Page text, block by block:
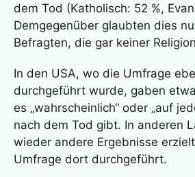
dem Tod (Katholisch: 52 %,
Demgegenüber glaubten dies
Befragten, die gar keiner
In den USA, wo die Umfrage
durchgeführt wurde, gaben
es „wahrscheinlich“ oder „auf
nach dem Tod gibt. In anderen
wieder andere Ergebnisse
Umfrage dort durchgeführt.